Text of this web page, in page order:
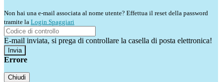
Non hai una e-mail associata al nome utente? Effettua il reset della password
tramite la Login Spaggiari
E-mail inviata, si prega di controllare la casella di posta elettronica!
Errore
Chiudi